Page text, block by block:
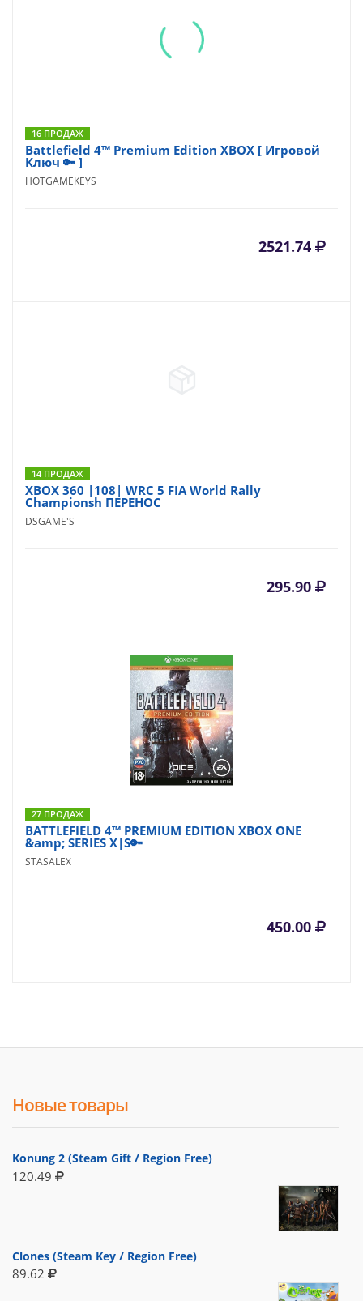
16 ПРОДАЖ
Battlefield 4™ Premium Edition XBOX [ Игровой
Ключ 🔑 ]
HOTGAMEKEYS
2521.74
14 ПРОДАЖ
XBOX 360 |108| WRC 5 FIA World Rally
Championsh ПЕРЕНОС
DSGAME'S
295.90
27 ПРОДАЖ
BATTLEFIELD 4™ PREMIUM EDITION XBOX ONE
&amp; SERIES X|S🔑
STASALEX
450.00
Новые товары
Konung 2 (Steam Gift / Region Free)
120.49
Clones (Steam Key / Region Free)
89.62